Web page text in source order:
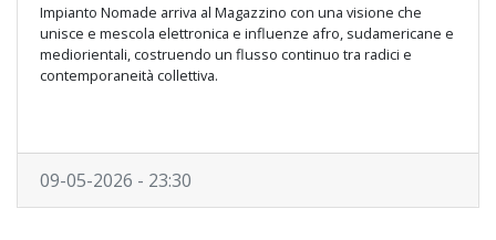
Impianto Nomade arriva al Magazzino con una visione che
unisce e mescola elettronica e influenze afro, sudamericane e
mediorientali, costruendo un flusso continuo tra radici e
contemporaneità collettiva.
09-05-2026 - 23:30